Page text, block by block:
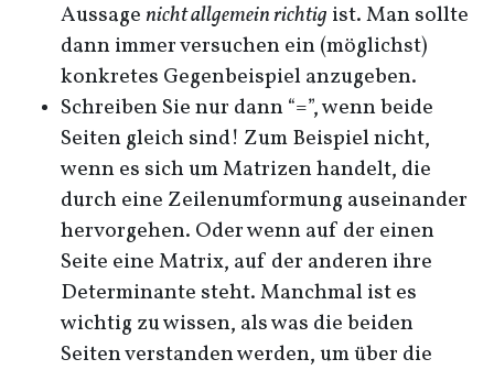
Aussage nicht allgemein richtig ist. Man sollte
dann immer versuchen ein (möglichst)
konkretes Gegenbeispiel anzugeben.
Schreiben Sie nur dann “=”, wenn beide
Seiten gleich sind! Zum Beispiel nicht,
wenn es sich um Matrizen handelt, die
durch eine Zeilenumformung auseinander
hervorgehen. Oder wenn auf der einen
Seite eine Matrix, auf der anderen ihre
Determinante steht. Manchmal ist es
wichtig zu wissen, als was die beiden
Seiten verstanden werden, um über die